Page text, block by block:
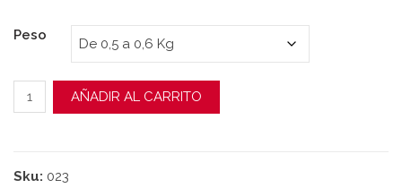
Peso
Lomito Ibérico de bellota cantidad
AÑADIR AL CARRITO
Sku: 023